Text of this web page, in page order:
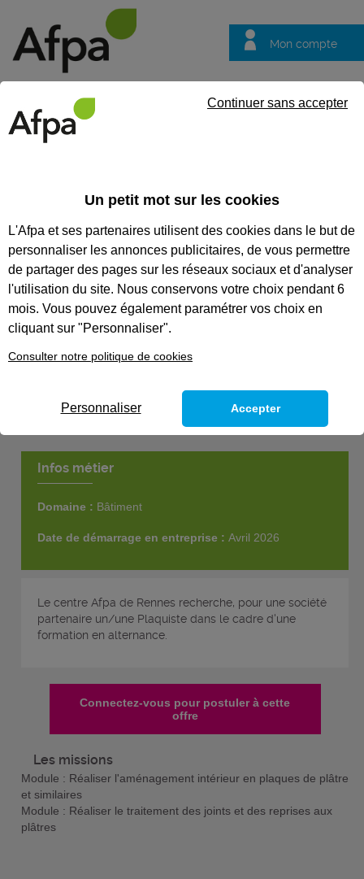
Mon compte
questions
Contrat de professionnalisation
Plaquiste
BretagnePubliée le 24/03/2026
Infos métier
Domaine : Bâtiment
Date de démarrage en entreprise : Avril 2026
Le centre Afpa de Rennes recherche, pour une société
partenaire un/une Plaquiste dans le cadre d'une
formation en alternance.
Connectez-vous pour postuler à cette
offre
Les missions
Module : Réaliser l'aménagement intérieur en plaques de plâtre
et similaires
Module : Réaliser le traitement des joints et des reprises aux
plâtres
REF : 0542658
Un petit mot sur les cookies
L'Afpa et ses partenaires utilisent des cookies dans le but de
personnaliser les annonces publicitaires, de vous permettre
de partager des pages sur les réseaux sociaux et d'analyser
l'utilisation du site. Nous conservons votre choix pendant 6
mois. Vous pouvez également paramétrer vos choix en
cliquant sur "Personnaliser".
Consulter notre politique de cookies
Continuer sans accepter
Personnaliser Accepter